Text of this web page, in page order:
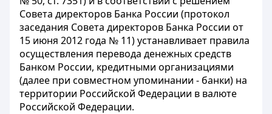
Совета директоров Банка России (протокол
заседания Совета директоров Банка России от
15 июня 2012 года № 11) устанавливает правила
осуществления перевода денежных средств
Банком России, кредитными организациями
(далее при совместном упоминании - банки) на
территории Российской Федерации в валюте
Российской Федерации.